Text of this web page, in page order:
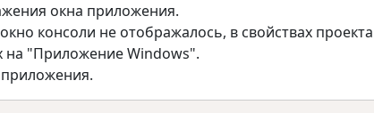
окна приложения.
консоли не отображалось, в свойствах
на "Приложение Windows".
приложения.